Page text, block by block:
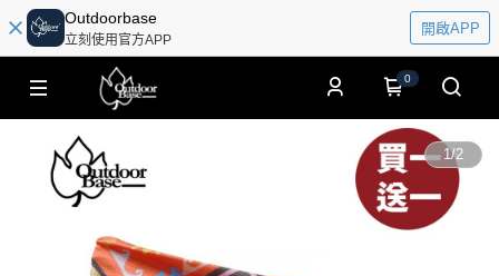
Outdoorbase
立刻使用官方APP
開啟APP
0
1/2